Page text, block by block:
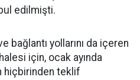
edilmişti.
yollarını da içeren
için, ocak ayında
hiçbirinden teklif